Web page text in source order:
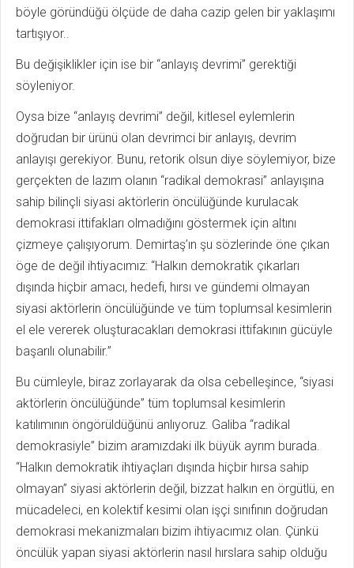
böyle göründüğü ölçüde de daha cazip gelen bir yaklaşımı
tartışıyor..
Bu değişiklikler için ise bir “anlayış devrimi” gerektiği
söyleniyor.
Oysa bize “anlayış devrimi” değil, kitlesel eylemlerin
doğrudan bir ürünü olan devrimci bir anlayış, devrim
anlayışı gerekiyor. Bunu, retorik olsun diye söylemiyor, bize
gerçekten de lazım olanın “radikal demokrasi” anlayışına
sahip bilinçli siyasi aktörlerin öncülüğünde kurulacak
demokrasi ittifakları olmadığını göstermek için altını
çizmeye çalışıyorum. Demirtaş’ın şu sözlerinde öne çıkan
öge de değil ihtiyacımız: “Halkın demokratik çıkarları
dışında hiçbir amacı, hedefi, hırsı ve gündemi olmayan
siyasi aktörlerin öncülüğünde ve tüm toplumsal kesimlerin
el ele vererek oluşturacakları demokrasi ittifakının gücüyle
başarılı olunabilir.”
Bu cümleyle, biraz zorlayarak da olsa cebelleşince, “siyasi
aktörlerin öncülüğünde” tüm toplumsal kesimlerin
katılımının öngörüldüğünü anlıyoruz. Galiba “radikal
demokrasiyle” bizim aramızdaki ilk büyük ayrım burada.
“Halkın demokratik ihtiyaçları dışında hiçbir hırsa sahip
olmayan” siyasi aktörlerin değil, bizzat halkın en örgütlü, en
mücadeleci, en kolektif kesimi olan işçi sınıfının doğrudan
demokrasi mekanizmaları bizim ihtiyacımız olan. Çünkü
öncülük yapan siyasi aktörlerin nasıl hırslara sahip olduğu